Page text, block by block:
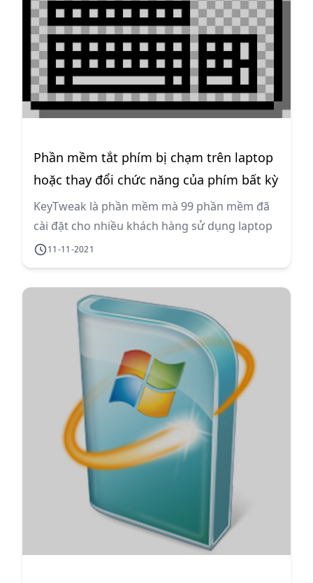
Phần mềm tắt phím bị chạm trên laptop
hoặc thay đổi chức năng của phím bất kỳ
KeyTweak là phần mềm mà 99 phần mềm đã
cài đặt cho nhiều khách hàng sử dụng laptop
để chặn các phím bị chạm (tự ấn phím) trên
các laptop bị hỏng bàn phím
11-11-2021